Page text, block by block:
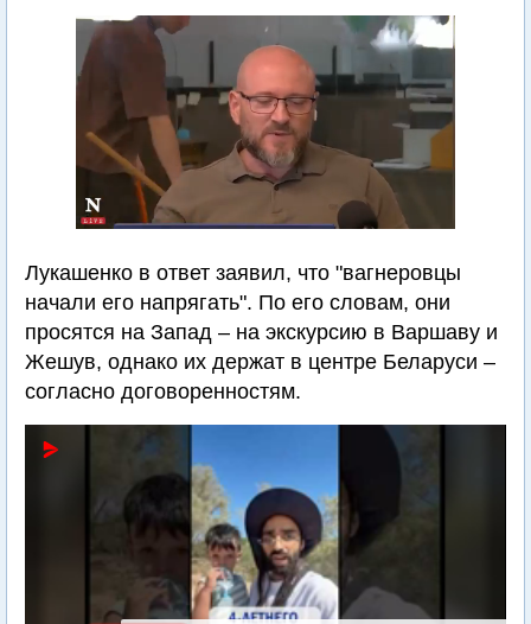
Лукашенко в ответ заявил, что "вагнеровцы
начали его напрягать". По его словам, они
просятся на Запад – на экскурсию в Варшаву и
Жешув, однако их держат в центре Беларуси –
согласно договоренностям.